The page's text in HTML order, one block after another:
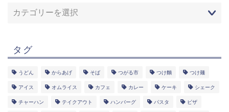
タグ
うどん からあげ そば つがる市 つけ麵 つけ麺
アイス オムライス カフェ カレー ケーキ シェーク
チャーハン テイクアウト ハンバーグ パスタ ピザ